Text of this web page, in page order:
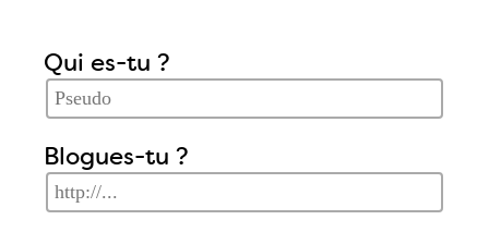
Qui es-tu ?
Blogues-tu ?